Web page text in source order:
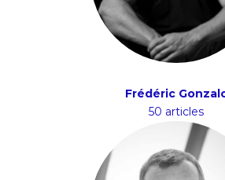
Frédéric
50 articles